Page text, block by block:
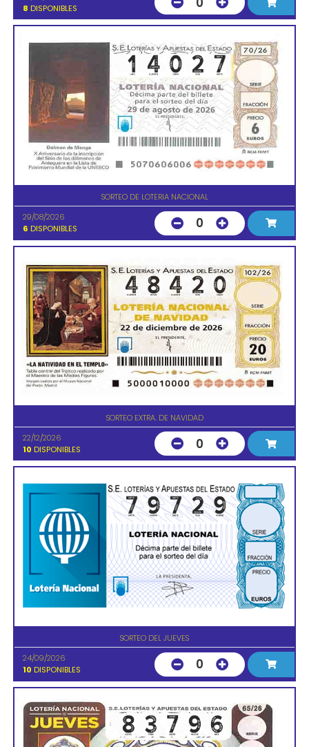
8 DISPONIBLES
SORTEO DE LOTERIA NACIONAL
29/08/2026
6 DISPONIBLES 0
SORTEO EXTRA. DE NAVIDAD
22/12/2026
10 DISPONIBLES 0
SORTEO DEL JUEVES
24/09/2026
10 DISPONIBLES 0